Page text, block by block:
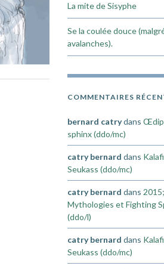
La mite de Sisyphe
Se la coulée douce
avalanches).
COMMENTAIRES
bernard catrydans
sphinx (ddo/mc)
catry bernard dans
Seukass (ddo/mc)
catry bernard dans 2015;
Mythologies et Fighting
(ddo/l)
catry bernard dans
Seukass (ddo/mc)